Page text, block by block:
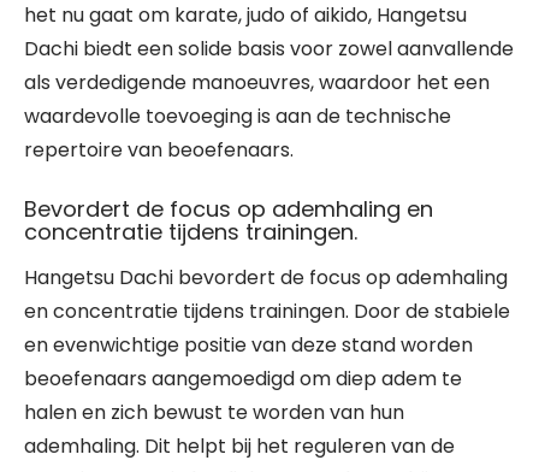
het nu gaat om karate, judo of aikido, Hangetsu
Dachi biedt een solide basis voor zowel aanvallende
als verdedigende manoeuvres, waardoor het een
waardevolle toevoeging is aan de technische
repertoire van beoefenaars.
Bevordert de focus op ademhaling en
concentratie tijdens trainingen.
Hangetsu Dachi bevordert de focus op ademhaling
en concentratie tijdens trainingen. Door de stabiele
en evenwichtige positie van deze stand worden
beoefenaars aangemoedigd om diep adem te
halen en zich bewust te worden van hun
ademhaling. Dit helpt bij het reguleren van de